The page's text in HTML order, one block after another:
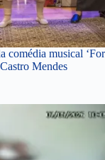
comédia musical
Mendes